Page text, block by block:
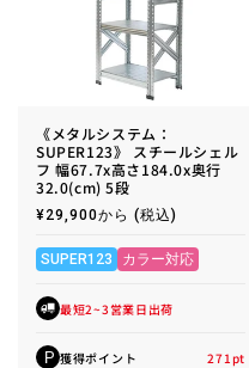
《メタルシステム：
SUPER123》 スチールシェル
フ 幅67.7x高さ184.0x奥行
32.0(cm) 5段
通
価
格
¥29,900から (税込)
SUPER123 カラー対応
最短2~3営業日出荷
P 獲得ポイント 271 pt